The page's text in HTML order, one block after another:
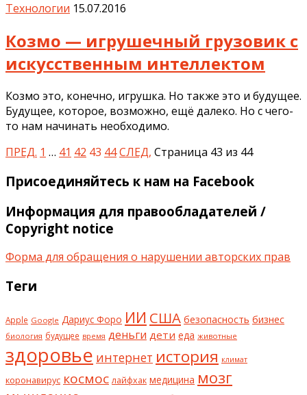
Технологии 15.07.2016
Козмо — игрушечный грузовик с
искусственным интеллектом
Козмо это, конечно, игрушка. Но также это и будущее.
Будущее, которое, возможно, ещё далеко. Но с чего-
то нам начинать необходимо.
ПРЕД. 1 … 41 42 43 44СЛЕД, Страница 43 из 44
Присоединяйтесь к нам на Facebook
Информация для правообладателей /
Copyright notice
Форма для обращения о нарушении авторских прав
Теги
Apple Google Дариус Форо ИИ США безопасность бизнес
биология будущее время деньги дети еда животные
здоровье интернет история климат
коронавирус космос лайфхак медицина мозг